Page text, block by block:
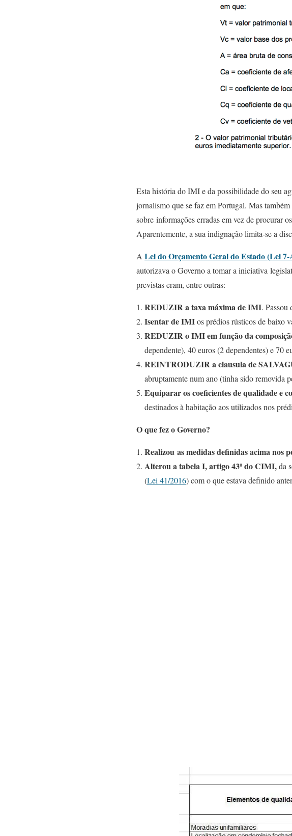
Esta história do IMI e da possibilidade do seu
jornalismo que se faz em Portugal. Mas
sobre informações erradas em vez de procurar
Aparentemente, a sua indignação limita-se a
A Lei do Orçamento Geral do Estado (Lei
autorizava o Governo a tomar a iniciativa
previstas eram, entre outras:
REDUZIR a taxa máxima de IMI.
Isentar de IMIos prédios rústicos de baixo
REDUZIR o IMI em função da
dependente), 40 euros (2 dependentes) e 70
REINTRODUZIR a clausula de
abruptamente num ano (tinha sido removida
Equiparar os coeficientes de qualidade e
destinados à habitação aos utilizados nos
O que fez o Governo?
Realizou as medidas definidas acima nos
Alterou a tabela I, artigo 43º do CIMI,da
(Lei 41/2016) com o que estava definido